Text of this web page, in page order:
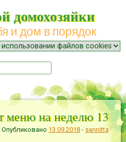
домохозяйки
и дом в порядок
меню на неделю 13
Опубликовано 13.09.2018- sannitta